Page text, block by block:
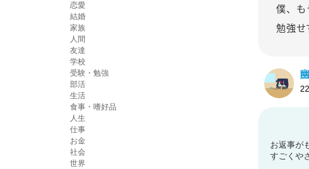
恋愛
結婚
家族
人間
友達
学校
受験・勉強
部活
生活
食事・嗜好品
人生
仕事
お金
社会
世界
僕、も
勉強
お返事が
すごくや